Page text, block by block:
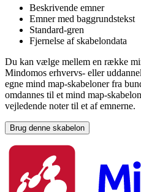
Beskrivende emner
Emner med baggrundstekst
Standard-gren
Fjernelse af skabelondata
Du kan vælge mellem en række
Mindomos erhvervs- eller
egne mind map-skabeloner fra
omdannes til et mind map-
vejledende noter til et af emnerne.
Brug denne skabelon